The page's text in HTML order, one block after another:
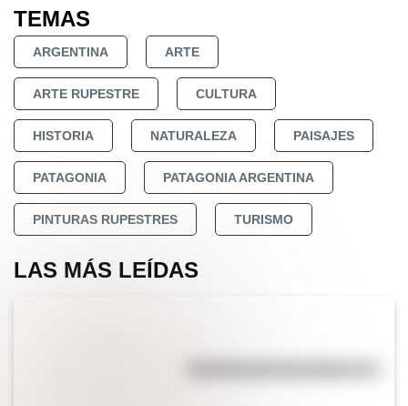
TEMAS
ARGENTINA ARTE
ARTE RUPESTRE CULTURA
HISTORIA NATURALEZA PAISAJES
PATAGONIA PATAGONIA ARGENTINA
PINTURAS RUPESTRES TURISMO
LAS MÁS LEÍDAS